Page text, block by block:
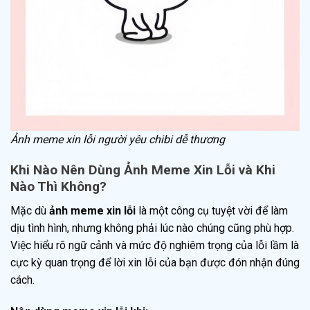
Ảnh meme xin lỗi người yêu chibi dễ thương
Khi Nào Nên Dùng Ảnh Meme Xin Lỗi và Khi
Nào Thì Không?
Mặc dù ảnh meme xin lỗi là một công cụ tuyệt vời để làm
dịu tình hình, nhưng không phải lúc nào chúng cũng phù hợp.
Việc hiểu rõ ngữ cảnh và mức độ nghiêm trọng của lỗi lầm là
cực kỳ quan trọng để lời xin lỗi của bạn được đón nhận đúng
cách.